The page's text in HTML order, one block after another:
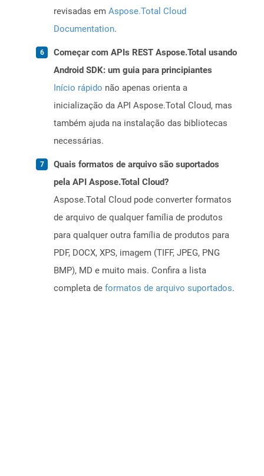
revisadas em Aspose.Total Cloud
Documentation.
Começar com APIs REST Aspose.Total usando
Android SDK: um guia para principiantes
Início rápido não apenas orienta a
inicialização da API Aspose.Total Cloud, mas
também ajuda na instalação das bibliotecas
necessárias.
Quais formatos de arquivo são suportados
pela API Aspose.Total Cloud?
Aspose.Total Cloud pode converter formatos
de arquivo de qualquer família de produtos
para qualquer outra família de produtos para
PDF, DOCX, XPS, imagem (TIFF, JPEG, PNG
BMP), MD e muito mais. Confira a lista
completa de formatos de arquivo suportados.